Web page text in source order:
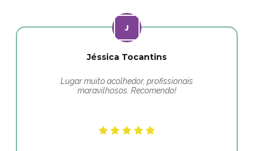
Jéssica Tocantins
Lugar muito acolhedor, profissionais
maravilhosos. Recomendo!